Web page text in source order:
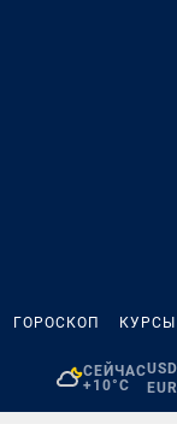
ГОРОСКОП
СЕЙЧАС
+10°C